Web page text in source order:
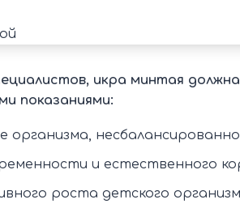
икра минтая
показаниями:
организма,
и естественного
роста детского